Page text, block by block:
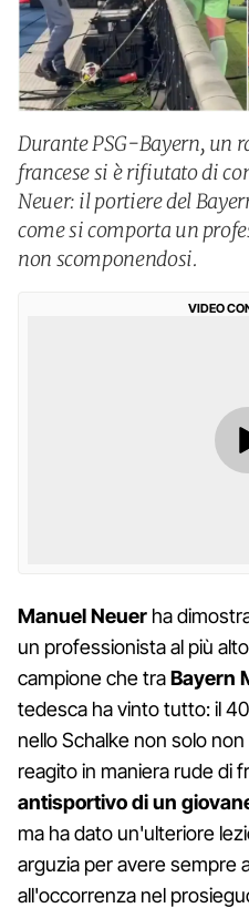
Durante PSG-Bayern, un
francese si è rifiutato di
Neuer: il portiere del
come si comporta un
non scomponendosi.
VIDEO
Manuel Neuer ha
un professionista al più
campione che traBayern
tedesca ha vinto tutto: il
nello Schalke non solo
reagito in maniera rude di
antisportivo di un
ma ha dato un'ulteriore
arguzia per avere sempre
all'occorrenza nel